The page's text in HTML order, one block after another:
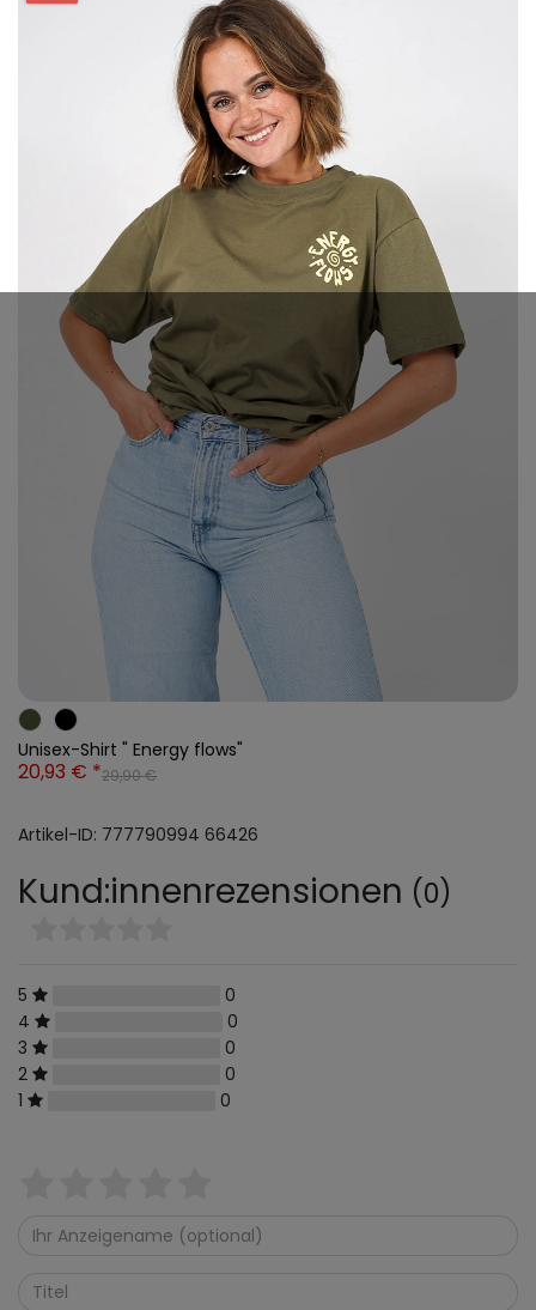
Unisex-Shirt " Energy flows"
20,93 € *29,90 €
Artikel-ID: 777790994 66426
Kund:innenrezensionen (0)
5
0
4
0
3
0
2
0
1
0